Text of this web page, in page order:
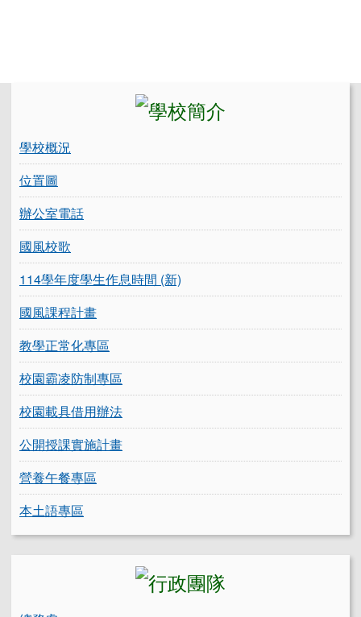
學校概況
位置圖
辦公室電話
國風校歌
114學年度學生作息時間 (新)
國風課程計畫
教學正常化專區
校園霸凌防制專區
校園載具借用辦法
公開授課實施計畫
營養午餐專區
本土語專區